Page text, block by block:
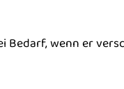
Bedarf, wenn er